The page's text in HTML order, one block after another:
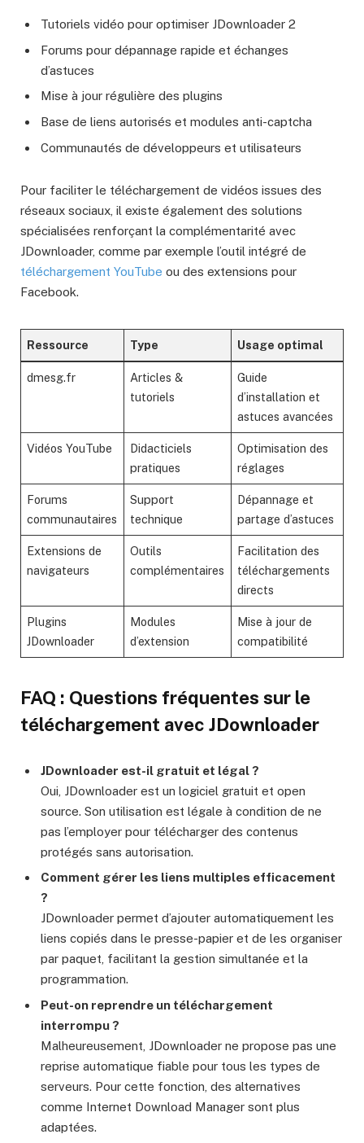
Tutoriels vidéo pour optimiser JDownloader 2
Forums pour dépannage rapide et échanges
d’astuces
Mise à jour régulière des plugins
Base de liens autorisés et modules anti-captcha
Communautés de développeurs et utilisateurs
Pour faciliter le téléchargement de vidéos issues des
réseaux sociaux, il existe également des solutions
spécialisées renforçant la complémentarité avec
JDownloader, comme par exemple l’outil intégré de
téléchargement YouTube ou des extensions pour
Facebook.
Ressource Type Usage optimal
dmesg.fr
Articles &
tutoriels
Guide
d’installation et
astuces avancées
Vidéos YouTube
Didacticiels
pratiques
Optimisation des
réglages
Forums
communautaires
Support
technique
Dépannage et
partage d’astuces
Extensions de
navigateurs
Outils
complémentaires
Facilitation des
téléchargements
directs
Plugins
JDownloader
Modules
d’extension
Mise à jour de
compatibilité
FAQ : Questions fréquentes sur le
téléchargement avec JDownloader
JDownloader est-il gratuit et légal ?
Oui, JDownloader est un logiciel gratuit et open
source. Son utilisation est légale à condition de ne
pas l’employer pour télécharger des contenus
protégés sans autorisation.
Comment gérer les liens multiples efficacement
?
JDownloader permet d’ajouter automatiquement les
liens copiés dans le presse-papier et de les organiser
par paquet, facilitant la gestion simultanée et la
programmation.
Peut-on reprendre un téléchargement
interrompu ?
Malheureusement, JDownloader ne propose pas une
reprise automatique fiable pour tous les types de
serveurs. Pour cette fonction, des alternatives
comme Internet Download Manager sont plus
adaptées.